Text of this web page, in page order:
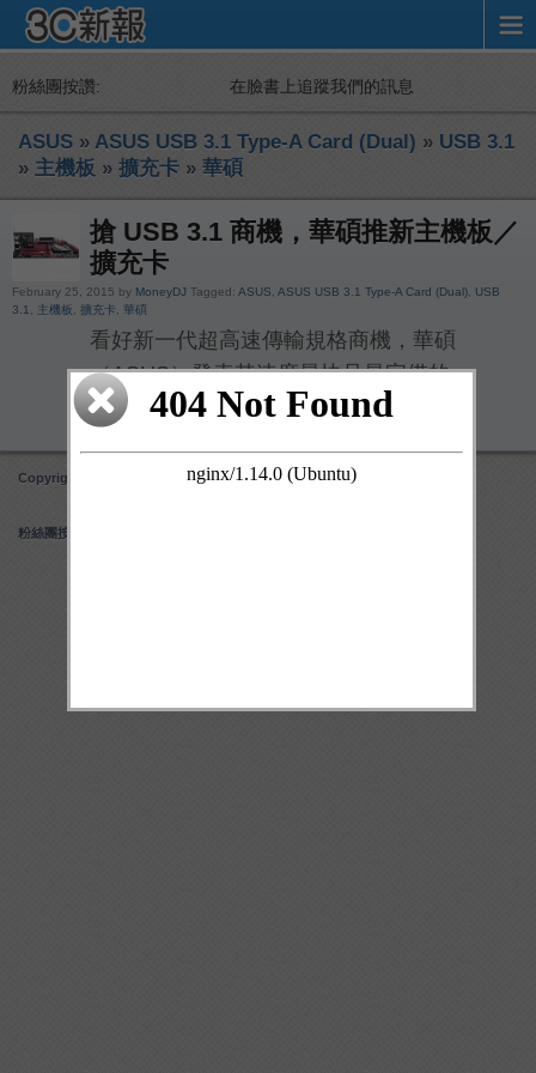
粉絲團按讚: 在臉書上追蹤我們的訊息
ASUS » ASUS USB 3.1 Type-A Card (Dual) » USB 3.1
» 主機板 » 擴充卡 » 華碩
搶 USB 3.1 商機，華碩推新主機板／
擴充卡
February 25, 2015 by MoneyDJ Tagged: ASUS ASUS USB 3.1 Type-A Card (Dual)
USB
3.1
主機板 擴充卡 華碩
看好新一代超高速傳輸規格商機，華碩
（ASUS）發表其速度最快且最完備的
SuperSpeed+ USB 3.1 […]
Copyright 3C 新報
粉絲團按讚: